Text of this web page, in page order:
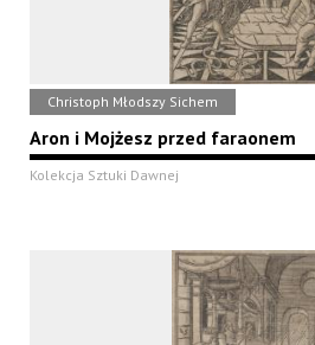
Christoph Młodszy Sichem
Aron i Mojżesz przed faraonem
Kolekcja Sztuki Dawnej